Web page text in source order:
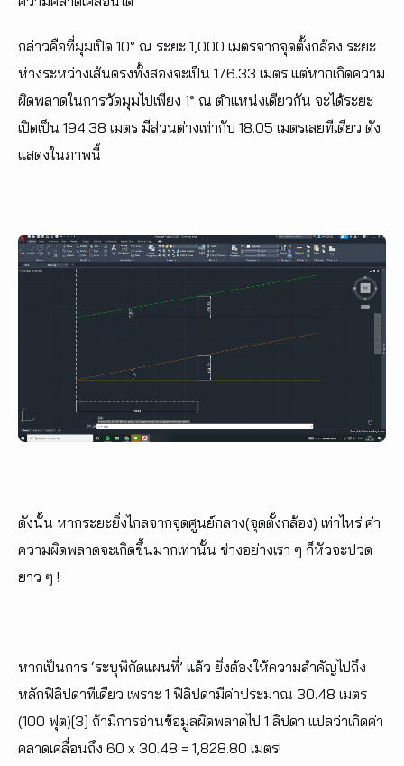
กล่าวคือที่มุมเปิด 10° ณ ระยะ 1,000 เมตรจากจุดตั้งกล้อง ระยะ
ห่างระหว่างเส้นตรงทั้งสองจะเป็น 176.33 เมตร แต่หากเกิดความ
ผิดพลาดในการวัดมุมไปเพียง 1° ณ ตำแหน่งเดียวกัน จะได้ระยะ
เปิดเป็น 194.38 เมตร มีส่วนต่างเท่ากับ 18.05 เมตรเลยทีเดียว ดัง
แสดงในภาพนี้
ดังนั้น หากระยะยิ่งไกลจากจุดศูนย์กลาง(จุดตั้งกล้อง) เท่าไหร่ ค่า
ความผิดพลาดจะเกิดขึ้นมากเท่านั้น ช่างอย่างเรา ๆ ก็หัวจะปวด
ยาว ๆ !
หากเป็นการ ‘ระบุพิกัดแผนที่’ แล้ว ยิ่งต้องให้ความสำคัญไปถึง
หลักฟิลิปดาทีเดียว เพราะ 1 ฟิลิปดามีค่าประมาณ 30.48 เมตร
(100 ฟุต)[3] ถ้ามีการอ่านข้อมูลผิดพลาดไป 1 ลิปดา แปลว่าเกิดค่า
คลาดเคลื่อนถึง 60 x 30.48 = 1,828.80 เมตร!